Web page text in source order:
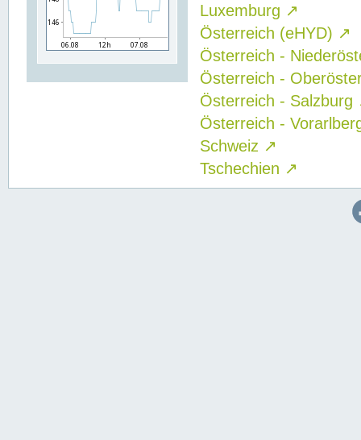
Luxemburg ↗
Österreich (eHYD) ↗
Österreich -
Österreich -
Österreich - Salzburg
Österreich -
Schweiz ↗
Tschechien ↗